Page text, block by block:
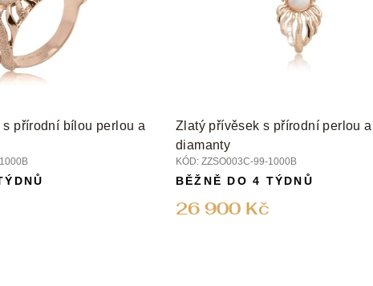
přírodní bílou perlou a
Zlatý přívěsek s přírodní perlou a
diamanty
KÓD: ZZSO003C-99-1000B
26 900 Kč
BĚŽNĚ DO 4 TÝDNŮ